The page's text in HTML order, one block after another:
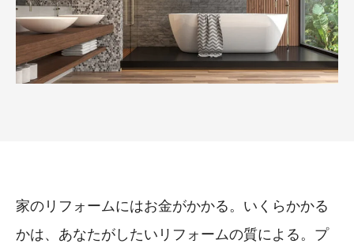
家のリフォームにはお金がかかる。いくらかかる
かは、あなたがしたいリフォームの質による。プ